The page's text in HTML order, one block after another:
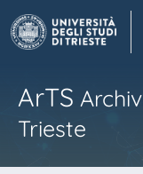
ArTS
Trieste